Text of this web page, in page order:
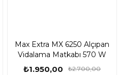
Max Extra MX 6250 Alçıpan
Vidalama Matkabı 570 W
₺1.950,00 ₺2.700,00